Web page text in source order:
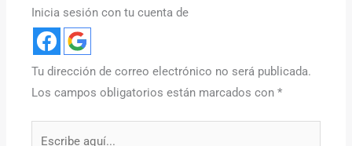
Inicia sesión con tu cuenta de
Tu dirección de correo electrónico no será publicada.
Los campos obligatorios están marcados con*